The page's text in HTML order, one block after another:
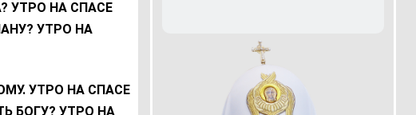
УТРО НА СПАСЕ
УТРО НА
УТРО НА СПАСЕ
БОГУ? УТРО НА